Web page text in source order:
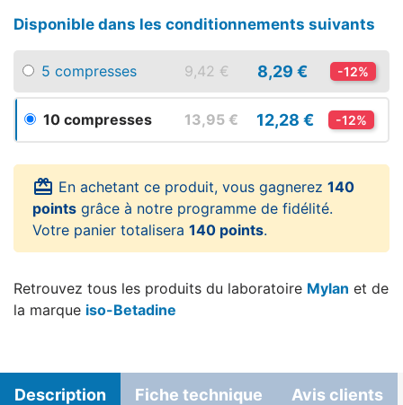
Disponible dans les conditionnements suivants
5 compresses 9,42 € 8,29 € -12%
10 compresses 13,95 € 12,28 € -12%
card_giftcard En achetant ce produit, vous gagnerez 140
points grâce à notre programme de fidélité.
Votre panier totalisera 140 points.
Retrouvez tous les produits du laboratoire Mylan et de
la marque iso-Betadine
Description Fiche technique Avis clients